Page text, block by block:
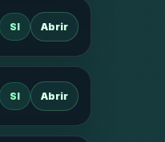
SI Abrir
SI Abrir